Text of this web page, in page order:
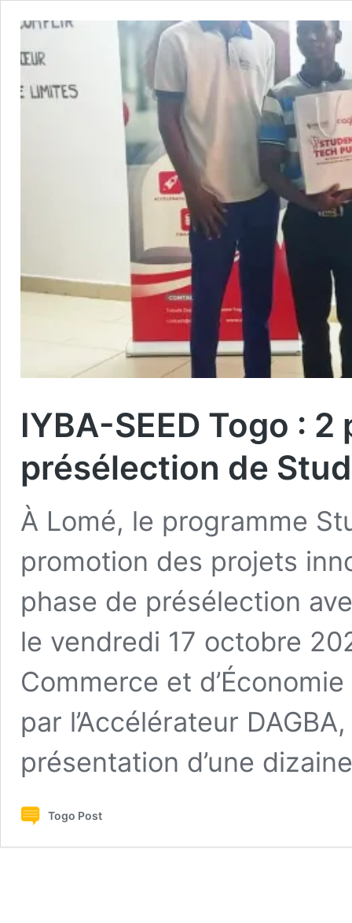
IYBA-SEED Togo :
présélection de
À Lomé, le programme
promotion des projets
phase de présélection
le vendredi 17 octobre
Commerce et
par l’Accélérateur
présentation d’une
Togo Post